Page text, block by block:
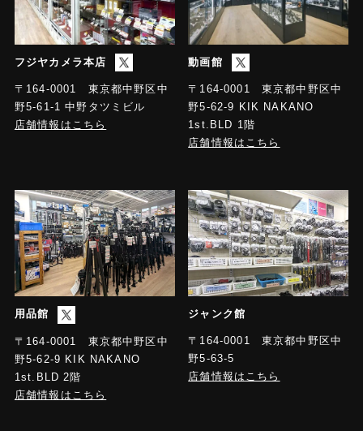
フジヤカメラ本店
〒164-0001 東京都中野区中
野5-61-1 中野タツミビル
店舗情報はこちら
動画館
〒164-0001 東京都中野区中
野5-62-9 KIK NAKANO
1st.BLD 1階
店舗情報はこちら
用品館
〒164-0001 東京都中野区中
野5-62-9 KIK NAKANO
1st.BLD 2階
店舗情報はこちら
ジャンク館
〒164-0001 東京都中野区中
野5-63-5
店舗情報はこちら